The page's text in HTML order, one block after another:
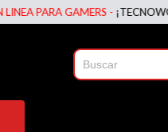
PARA GAMERS -